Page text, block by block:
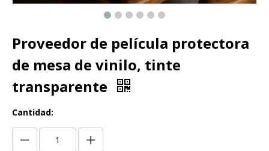
Proveedor de película protectora
de mesa de vinilo, tinte
transparente
Cantidad: